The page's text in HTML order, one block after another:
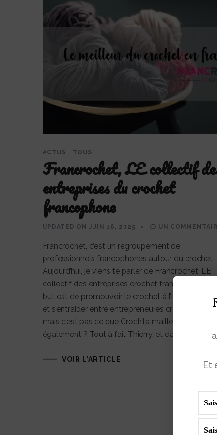
ACTUS TOUS
Francrochet, LE collectif
entreprises du crochet
francophone
UPDATED ON JUIN 16, 2025 UN
Francrochet, c’est un regroupement de
professionnels francophones autour du crochet
Aujourd’hui, je viens te parler de Francrochet, LE
collectif des entreprises crochet francophone.
but est de promouvoir le crochet à l’international
et s’entraider entre entrepreneures créatives.
mais c’est pas ce que Croch’ta maille fait
également ? Tout à fait Thierry, et d’ailleurs c’est
VOIR L'ARTICLE
Et